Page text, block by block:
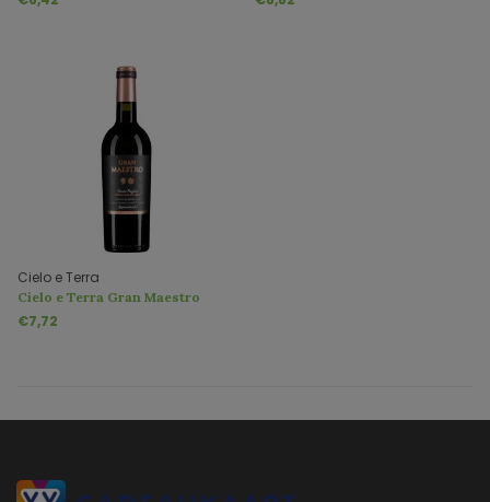
Cielo e Terra
Cielo e Terra Gran Maestro
Appassimento Rosso IGT
€7,72